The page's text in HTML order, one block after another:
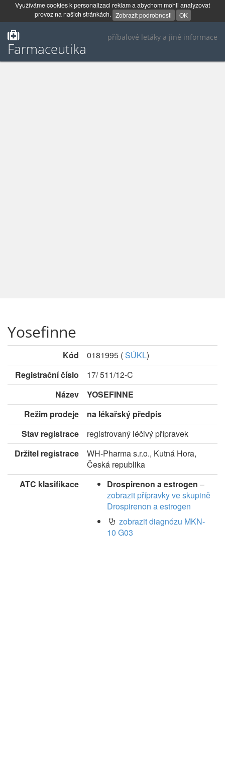
Využíváme cookies k personalizaci reklam a abychom mohli analyzovat
provoz na našich stránkách. Zobrazit podrobnosti OK
příbalové letáky a jiné informace
Farmaceutika
Yosefinne
Kód 0181995 (SÚKL)
Registrační číslo
17/ 511/12-C
Název
YOSEFINNE
Režim prodeje
na lékařský předpis
Stav registrace
registrovaný léčivý přípravek
Držitel registrace
WH-Pharma s.r.o., Kutná Hora,
Česká republika
ATC klasifikace
Drospirenon a estrogen –
zobrazit přípravky ve skupině
Drospirenon a estrogen
zobrazit diagnózu MKN-
10 G03